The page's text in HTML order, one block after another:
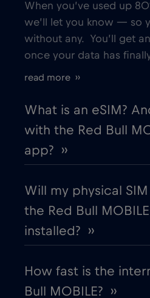
When you’ve used up
we’ll let you know — so
without any. You’ll get
once your data has
read more ››
What is an eSIM?
with the Red Bull
app? ››
Will my physical
the Red Bull
installed? ››
How fast is the
Bull MOBILE? ››